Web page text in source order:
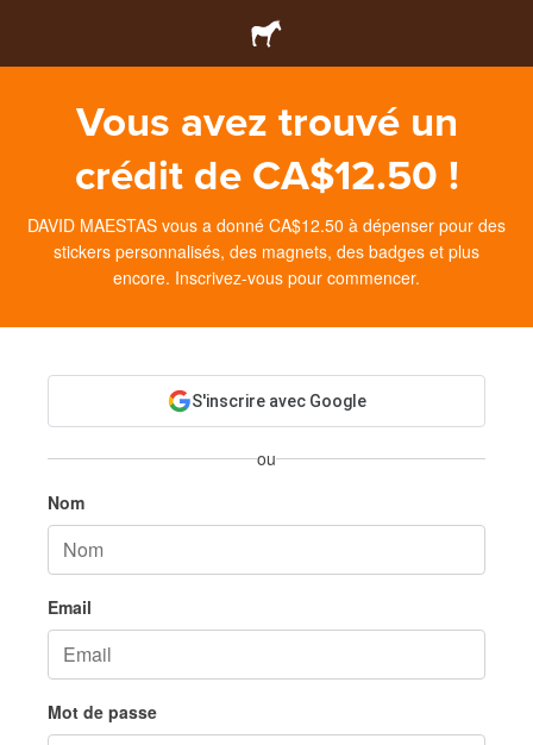
Vous avez trouvé un
crédit de CA$12.50 !
DAVID MAESTAS vous a donné CA$12.50 à dépenser pour des
stickers personnalisés, des magnets, des badges et plus
encore. Inscrivez-vous pour commencer.
S'inscrire avec Google
ou
Nom
Email
Mot de passe